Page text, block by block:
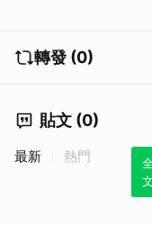
幸福空間 YouTube 頻道
https://
幸福空間粉絲團
幸福空間官方網站
https://
轉發 (0)
貼文 (0)
最新 熱門